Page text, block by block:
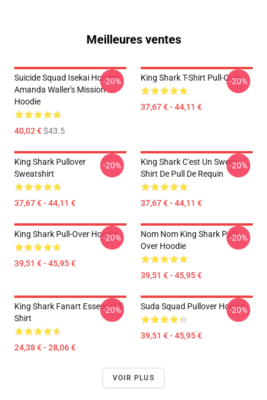
Meilleures ventes
Suicide Squad Isekai Hoodie -
Amanda Waller's Mission
Hoodie
40,02 €$43.5
-20% King Shark T-Shirt Pull-Over
37,67 € - 44,11 €
-20%
King Shark Pullover
Sweatshirt
37,67 € - 44,11 €
-20%
King Shark C'est Un Sweat-
Shirt De Pull De Requin
37,67 € - 44,11 €
-20%
King Shark Pull-Over Hoodie
39,51 € - 45,95 €
-20%
Nom Nom King Shark Pull-
Over Hoodie
39,51 € - 45,95 €
-20%
King Shark Fanart Essential T-
Shirt
24,38 € - 28,06 €
-20% Suda Squad Pullover Hoodie
39,51 € - 45,95 €
-20%
VOIR PLUS